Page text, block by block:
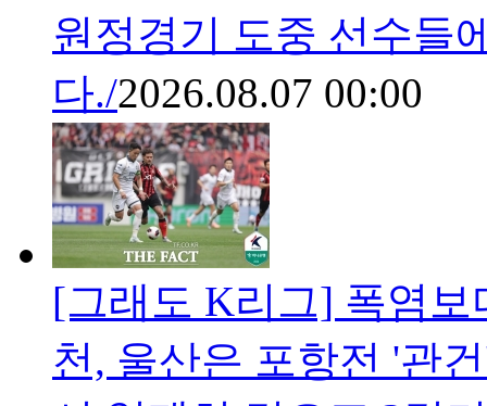
원정경기 도중 선수들
다./2026.08.07 00:00
[그래도 K리그] 폭염보
천, 울산은 포항전 '관